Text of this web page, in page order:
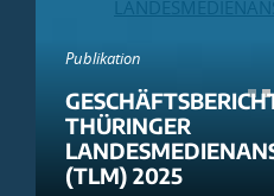
Publikation
THÜRINGER
(TLM) 2025